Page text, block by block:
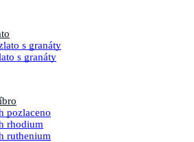
s granáty
s granáty
pozlaceno
rhodium
ruthenium